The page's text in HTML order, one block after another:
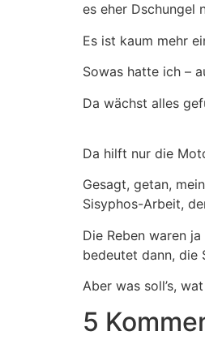
es eher Dschungel
Es ist kaum mehr
Sowas hatte ich –
Da wächst alles
Da hilft nur die
Gesagt, getan,
Sisyphos-Arbeit,
Die Reben waren
bedeutet dann, die
Aber was soll’s,
5